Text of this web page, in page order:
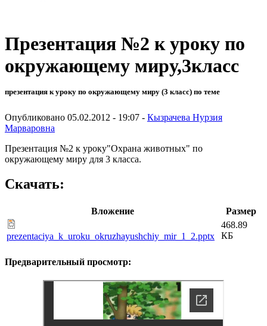
Презентация №2 к уроку по
окружающему миру,3класс
презентация к уроку по окружающему миру (3 класс) по теме
Опубликовано 05.02.2012 - 19:07 - Кызрачева Нурзия
Марваровна
Презентация №2 к уроку"Охрана животных" по
окружающему миру для 3 класса.
Скачать:
Вложение Размер
prezentaciya_k_uroku_okruzhayushchiy_mir_1_2.pptx
468.89
КБ
Предварительный просмотр: